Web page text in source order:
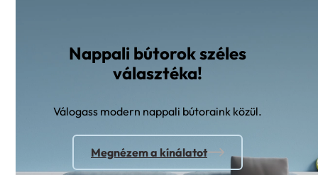
választéka!
Megnézem a kínálatot